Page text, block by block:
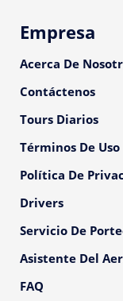
Empresa
Acerca De
Contáctenos
Tours Diarios
Términos De Uso
Política De
Drivers
Servicio De
Asistente Del
FAQ